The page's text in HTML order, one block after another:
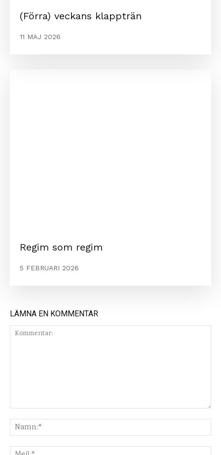
(Förra) veckans klappträn
11 MAJ 2026
Regim som regim
5 FEBRUARI 2026
LÄMNA EN KOMMENTAR